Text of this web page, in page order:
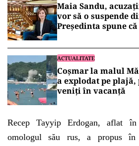
Maia Sandu,
vor să o suspende
Președinta spune
ACTUALITATE
Coșmar la malul
a explodat pe
veniți în vacanță
Recep Tayyip Erdogan, aflat
omologul său rus, a propus